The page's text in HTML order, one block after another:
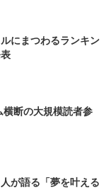
にまつわるランキン
断の大規模読者参
が語る「夢を叶える